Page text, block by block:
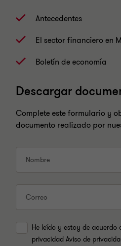
Antecedentes
El sector financiero en
Boletín de economía
Descargar
Complete este formulario y
documento realizado por
Nombre
Correo
He leído y estoy de acuerdo
privacidad Aviso de